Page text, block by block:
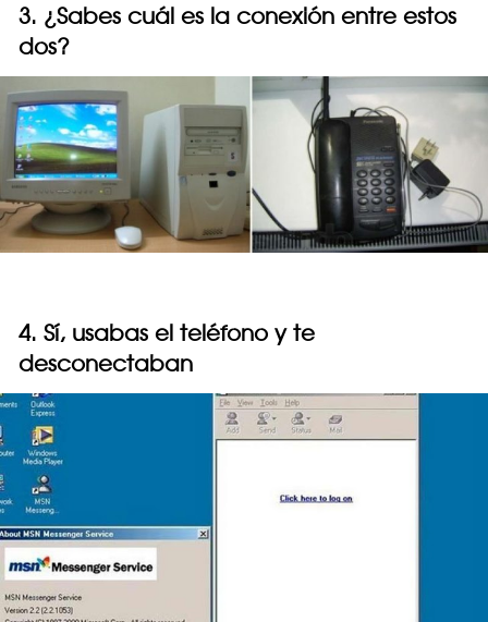
3. ¿Sabes cuál es la conexión entre estos
dos?
4. Sí, usabas el teléfono y te
desconectaban